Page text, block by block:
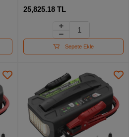
Powerbank + Led Lamba
25,825.18 TL
Sepete Ekle